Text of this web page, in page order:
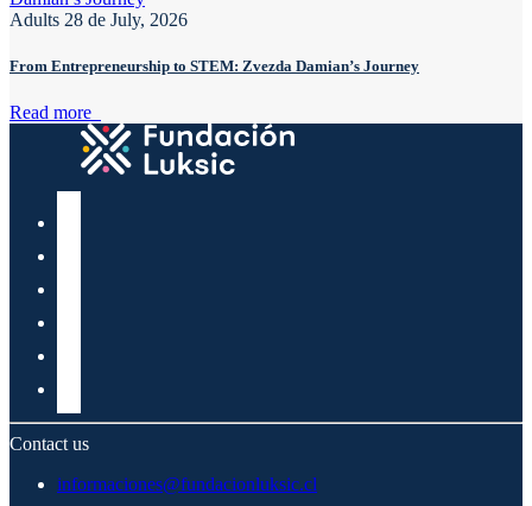
Adults 28 de July, 2026
From Entrepreneurship to STEM: Zvezda Damian’s Journey
Read more
Contact us
informaciones@fundacionluksic.cl